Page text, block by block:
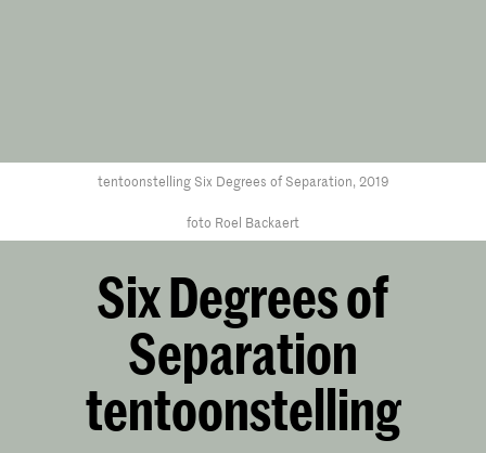
tentoonstelling Six Degrees of Separation, 2019
foto Roel Backaert
Six Degrees of
Separation
tentoonstelling